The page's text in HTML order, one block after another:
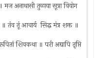
अनाथासी तुळाया सूत्रा वियोग
तंव तूं आचार्य सिद्ध मंत्र शक्त ॥
शिवकथा ॥ परी अद्यापि तृप्ति